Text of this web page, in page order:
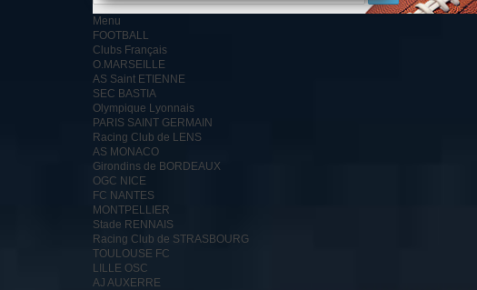
Menu
FOOTBALL
Clubs Français
O.MARSEILLE
AS Saint ETIENNE
SEC BASTIA
Olympique Lyonnais
PARIS SAINT GERMAIN
Racing Club de LENS
AS MONACO
Girondins de BORDEAUX
OGC NICE
FC NANTES
MONTPELLIER
Stade RENNAIS
Racing Club de STRASBOURG
TOULOUSE FC
LILLE OSC
AJ AUXERRE